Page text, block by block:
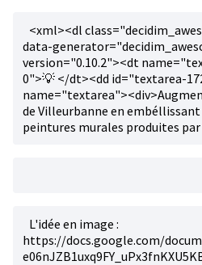
<xml><dl
data-
version="0.10.2"><dt
0">💡 </dt><dd id="textarea-
de Villeurbanne en embéllissant
peintures murales produites
L'idée en image :
https://docs.google.com/